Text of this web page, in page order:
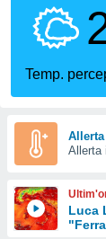
per
le
di
Web
le
Temp.
Allerta
Luca